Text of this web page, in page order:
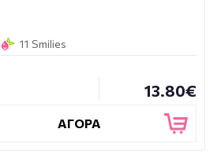
11 Smilies
13.80€
ΑΓΟΡΑ